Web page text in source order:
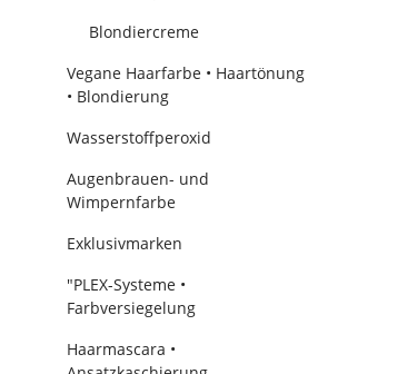
Blondiercreme
Vegane Haarfarbe • Haartönung
• Blondierung
Wasserstoffperoxid
Augenbrauen- und
Wimpernfarbe
Exklusivmarken
"PLEX-Systeme •
Farbversiegelung
Haarmascara •